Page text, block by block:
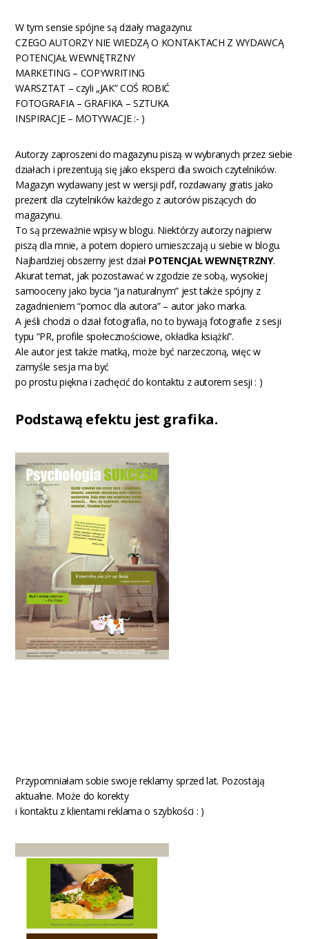
W tym sensie spójne są działy magazynu:
CZEGO AUTORZY NIE WIEDZĄ O KONTAKTACH Z WYDAWCĄ
POTENCJAŁ WEWNĘTRZNY
MARKETING – COPYWRITING
WARSZTAT – czyli „JAK” COŚ ROBIĆ
FOTOGRAFIA – GRAFIKA – SZTUKA
INSPIRACJE – MOTYWACJE :- )
Autorzy zaproszeni do magazynu piszą w wybranych przez siebie
działach i prezentują się jako eksperci dla swoich czytelników.
Magazyn wydawany jest w wersji pdf, rozdawany gratis jako
prezent dla czytelników każdego z autorów piszących do
magazynu.
To są przeważnie wpisy w blogu. Niektórzy autorzy najpierw
piszą dla mnie, a potem dopiero umieszczają u siebie w blogu.
Najbardziej obszerny jest dział POTENCJAŁ WEWNĘTRZNY.
Akurat temat, jak pozostawać w zgodzie ze sobą, wysokiej
samooceny jako bycia “ja naturalnym” jest także spójny z
zagadnieniem “pomoc dla autora” – autor jako marka.
A jeśli chodzi o dział fotografia, no to bywają fotografie z sesji
typu “PR, profile społecznościowe, okładka książki”.
Ale autor jest także matką, może być narzeczoną, więc w
zamyśle sesja ma być
po prostu piękna i zachęcić do kontaktu z autorem sesji : )
Podstawą efektu jest grafika.
Przypomniałam sobie swoje reklamy sprzed lat. Pozostają
aktualne. Może do korekty
i kontaktu z klientami reklama o szybkości : )